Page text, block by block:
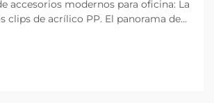
accesorios modernos para oficina: La
clips de acrílico PP. El panorama de
la última década, con los clips de
como un componente